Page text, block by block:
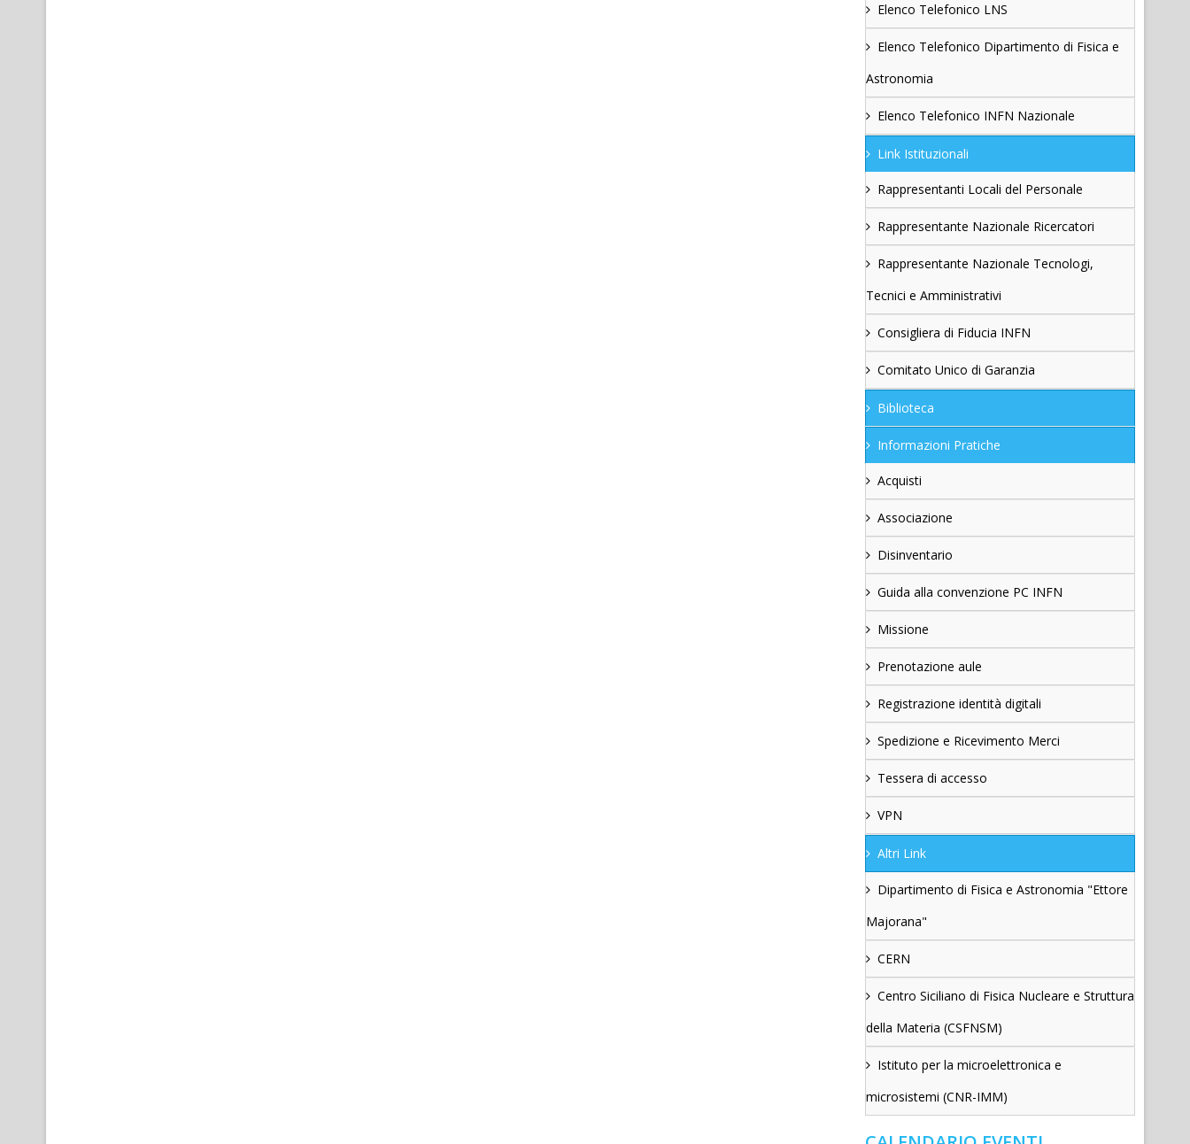
Elenco Telefonico LNS
Elenco Telefonico Dipartimento di Fisica e
Astronomia
Elenco Telefonico INFN Nazionale
Link Istituzionali
Rappresentanti Locali del Personale
Rappresentante Nazionale Ricercatori
Rappresentante Nazionale Tecnologi,
Tecnici e Amministrativi
Consigliera di Fiducia INFN
Comitato Unico di Garanzia
Biblioteca
Informazioni Pratiche
Acquisti
Associazione
Disinventario
Guida alla convenzione PC INFN
Missione
Prenotazione aule
Registrazione identità digitali
Spedizione e Ricevimento Merci
Tessera di accesso
VPN
Altri Link
Dipartimento di Fisica e Astronomia "Ettore
Majorana"
CERN
Centro Siciliano di Fisica Nucleare e Struttura
della Materia (CSFNSM)
Istituto per la microelettronica e
microsistemi (CNR-IMM)